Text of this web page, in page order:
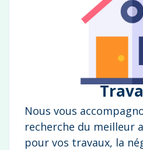
Nous vous
recherche du meilleur
pour vos travaux, la